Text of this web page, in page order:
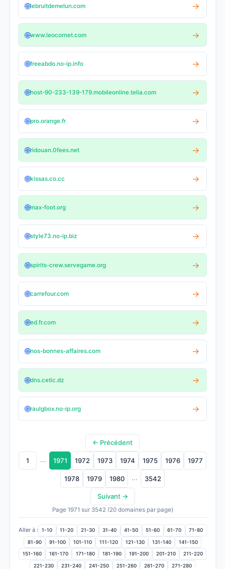
🌐lebruitdemelun.com →
🌐www.leocornet.com →
🌐freeabdo.no-ip.info →
🌐host-90-233-139-179.mobileonline.telia.com →
🌐pro.orange.fr →
🌐ridouan.0fees.net →
🌐kissas.co.cc →
🌐max-foot.org →
🌐style73.no-ip.biz →
🌐spirits-crew.servegame.org →
🌐carrefour.com →
🌐ed.fr.com →
🌐nos-bonnes-affaires.com →
🌐dns.cetic.dz →
🌐raulgbox.no-ip.org →
← Précédent
1 ... 1971 1972 1973 1974 1975 1976 1977
1978 1979 1980 ... 3542
Suivant →
Page 1971 sur 3542 (20 domaines par page)
Aller à : 1-10 11-20 21-30 31-40 41-50 51-60 61-70 71-80
81-90 91-100 101-110 111-120 121-130 131-140 141-150
151-160 161-170 171-180 181-190 191-200 201-210 211-220
221-230 231-240 241-250 251-260 261-270 271-280